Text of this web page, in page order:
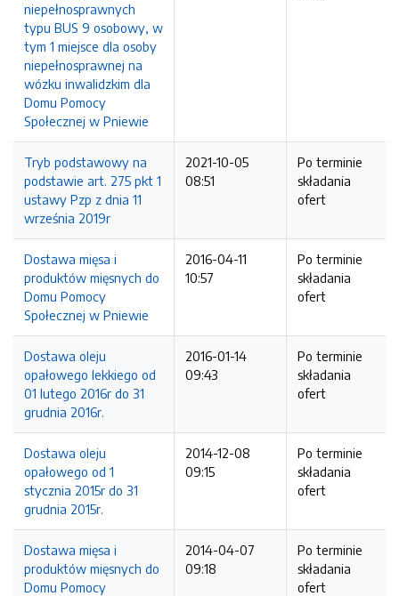
niepełnosprawnych
typu BUS 9 osobowy, w
tym 1 miejsce dla osoby
niepełnosprawnej na
wózku inwalidzkim dla
Domu Pomocy
Społecznej w Pniewie
Tryb podstawowy na
podstawie art. 275 pkt 1
ustawy Pzp z dnia 11
września 2019r
2021-10-05
08:51
Po terminie
składania
ofert
Dostawa mięsa i
produktów mięsnych do
Domu Pomocy
Społecznej w Pniewie
2016-04-11
10:57
Po terminie
składania
ofert
Dostawa oleju
opałowego lekkiego od
01 lutego 2016r do 31
grudnia 2016r.
2016-01-14
09:43
Po terminie
składania
ofert
Dostawa oleju
opałowego od 1
stycznia 2015r do 31
grudnia 2015r.
2014-12-08
09:15
Po terminie
składania
ofert
Dostawa mięsa i
produktów mięsnych do
Domu Pomocy
2014-04-07
09:18
Po terminie
składania
ofert